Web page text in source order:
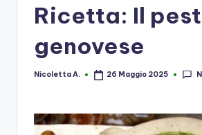
Ricetta: Il
genovese
Posted
Nicoletta A. 26 Maggio 2025